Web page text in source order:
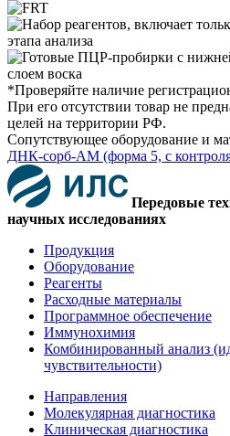
*Проверяйте наличие
При его отсутствии товар не
целей на территории РФ.
Сопутствующее оборудование и
ДНК-сорб-АМ (форма 5, с
Передовые
научных исследованиях
Продукция
Оборудование
Реагенты
Расходные материалы
Программное обеспечение
Иммунохимия
Комбинированный анализ
чувствительности)
Направления
Молекулярная диагностика
Клиническая диагностика